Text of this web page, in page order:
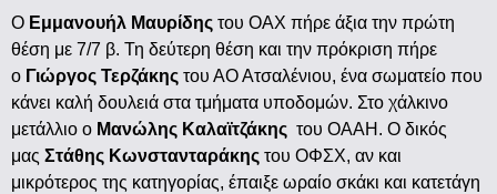
Ο Εμμανουήλ Μαυρίδης του ΟΑΧ πήρε άξια την πρώτη
θέση με 7/7 β. Τη δεύτερη θέση και την πρόκριση πήρε
ο Γιώργος Τερζάκης του ΑΟ Ατσαλένιου, ένα σωματείο που
κάνει καλή δουλειά στα τμήματα υποδομών. Στο χάλκινο
μετάλλιο ο Μανώλης Καλαϊτζάκης του ΟΑΑΗ. Ο δικός
μας Στάθης Κωνστανταράκης του ΟΦΣΧ, αν και
μικρότερος της κατηγορίας, έπαιξε ωραίο σκάκι και κατετάγη